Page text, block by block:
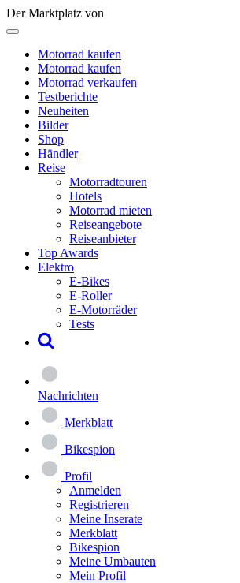
Der Marktplatz von
Motorrad kaufen
Motorrad kaufen
Motorrad verkaufen
Testberichte
Neuheiten
Bilder
Shop
Händler
Reise
Motorradtouren
Hotels
Motorrad mieten
Reiseangebote
Reiseanbieter
Top Awards
Elektro
E-Bikes
E-Roller
E-Motorräder
Tests
Nachrichten
Merkblatt
Bikespion
Profil
Anmelden
Registrieren
Meine Inserate
Merkblatt
Bikespion
Meine Umbauten
Mein Profil